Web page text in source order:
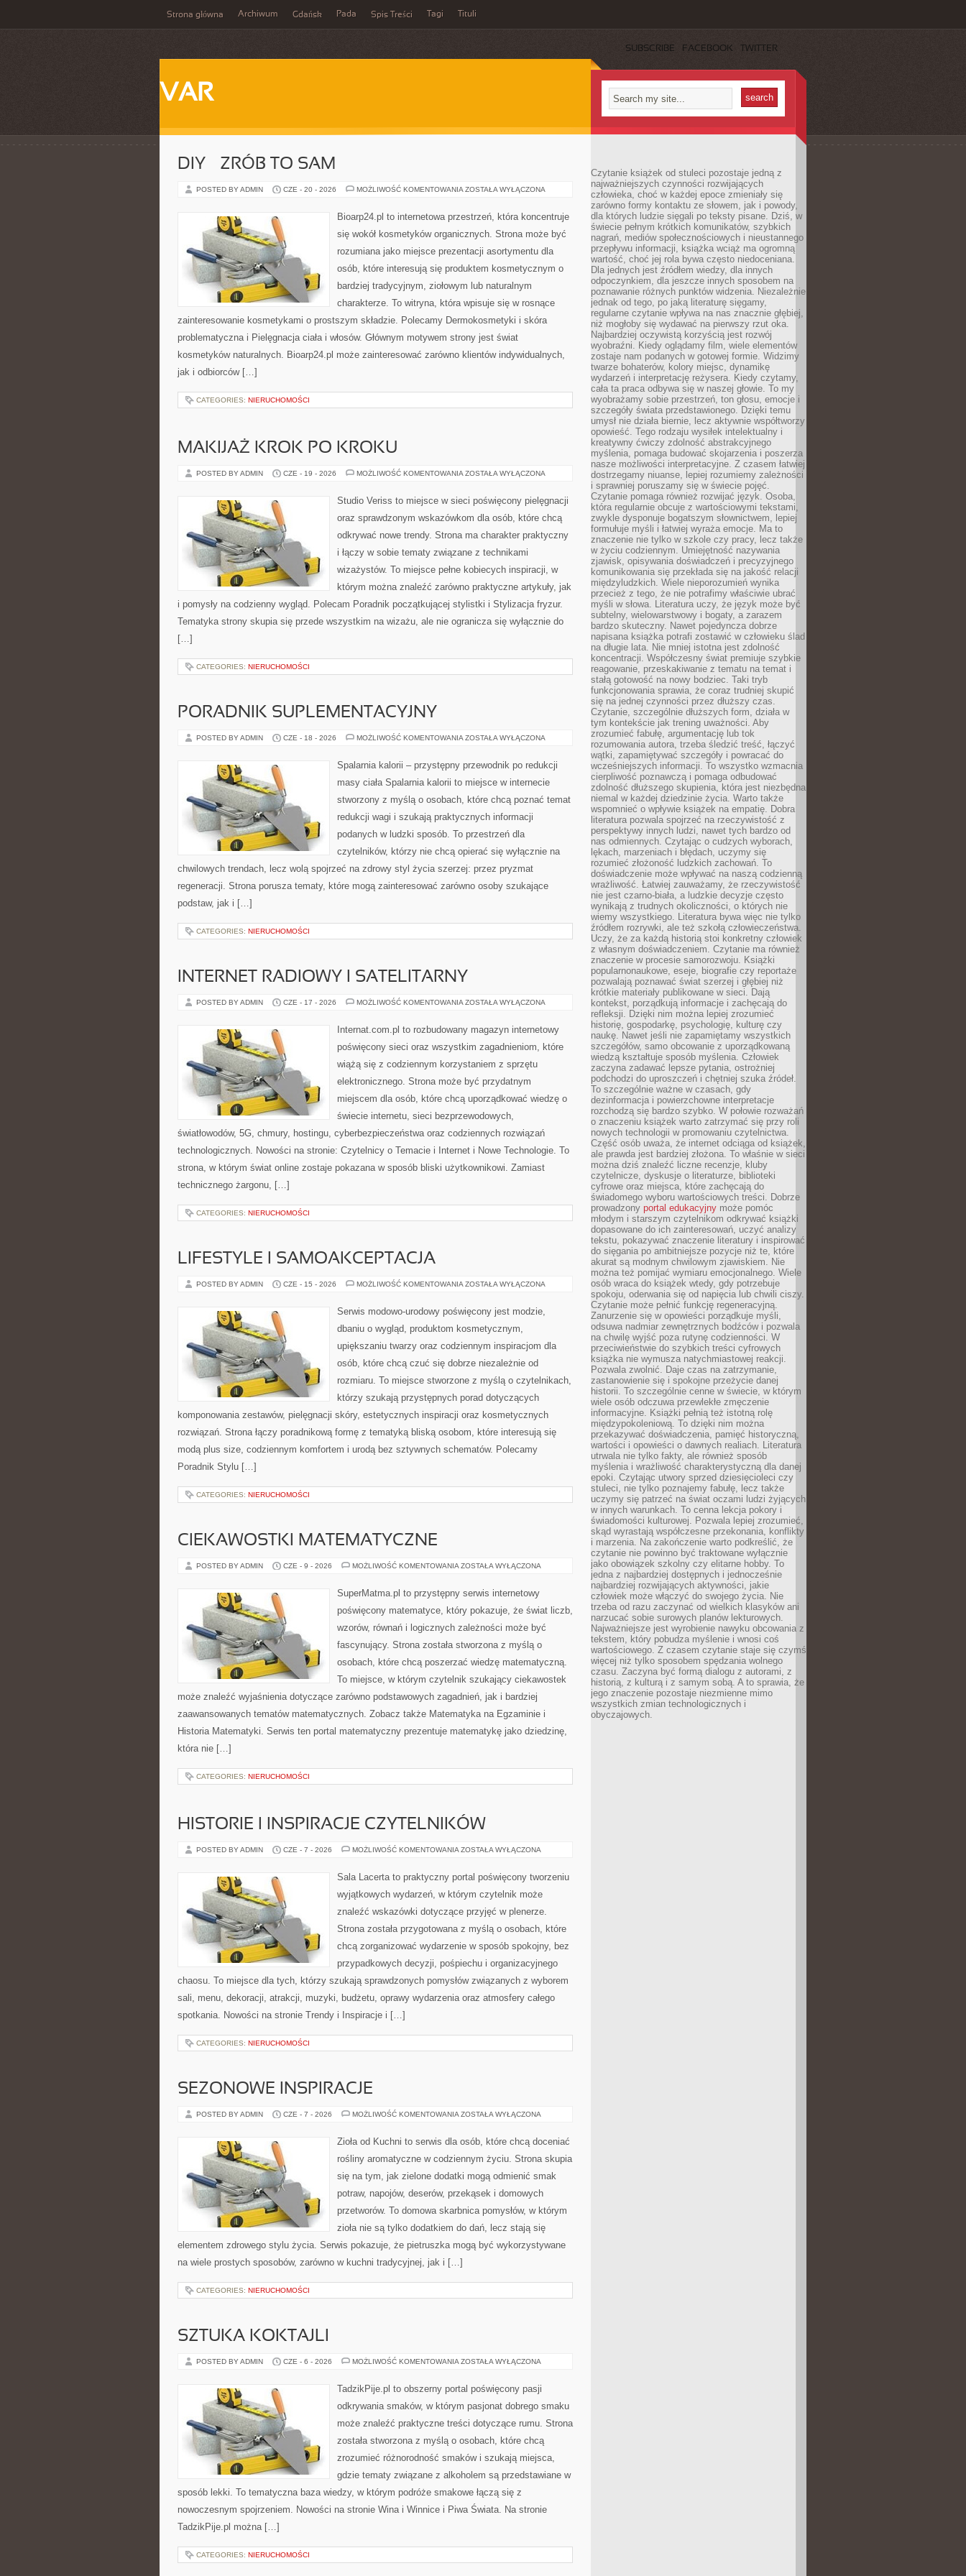
Strona główna Archiwum Gdańsk Pada Spis Treści Tagi Tituli
SUBSCRIBE FACEBOOK TWITTER
VAR
DIY – ZRÓB TO SAM
POSTED BY ADMIN CZE - 20 - 2026 MOŻLIWOŚĆ KOMENTOWANIA DIY
TO
SAM
ZOSTAŁA WYŁĄCZONA
Bioarp24.pl to internetowa przestrzeń, która koncentruje
się wokół kosmetyków organicznych. Strona może być
rozumiana jako miejsce prezentacji asortymentu dla
osób, które interesują się produktem kosmetycznym o
bardziej tradycyjnym, ziołowym lub naturalnym
charakterze. To witryna, która wpisuje się w rosnące
zainteresowanie kosmetykami o prostszym składzie. Polecamy Dermokosmetyki i skóra
problematyczna i Pielęgnacja ciała i włosów. Głównym motywem strony jest świat
kosmetyków naturalnych. Bioarp24.pl może zainteresować zarówno klientów indywidualnych,
jak i odbiorców […]
CATEGORIES: NIERUCHOMOŚCI
MAKIJAŻ KROK PO KROKU
POSTED BY ADMIN CZE - 19 - 2026 MOŻLIWOŚĆ KOMENTOWANIA MAKIJAŻ
KROKU
ZOSTAŁA WYŁĄCZONA
Studio Veriss to miejsce w sieci poświęcony pielęgnacji
oraz sprawdzonym wskazówkom dla osób, które chcą
odkrywać nowe trendy. Strona ma charakter praktyczny
i łączy w sobie tematy związane z technikami
wizażystów. To miejsce pełne kobiecych inspiracji, w
którym można znaleźć zarówno praktyczne artykuły, jak
i pomysły na codzienny wygląd. Polecam Poradnik początkującej stylistki i Stylizacja fryzur.
Tematyka strony skupia się przede wszystkim na wizażu, ale nie ogranicza się wyłącznie do
[…]
CATEGORIES: NIERUCHOMOŚCI
PORADNIK SUPLEMENTACYJNY
POSTED BY ADMIN CZE - 18 - 2026 MOŻLIWOŚĆ KOMENTOWANIA PORADNIK
ZOSTAŁA WYŁĄCZONA
Spalarnia kalorii – przystępny przewodnik po redukcji
masy ciała Spalarnia kalorii to miejsce w internecie
stworzony z myślą o osobach, które chcą poznać temat
redukcji wagi i szukają praktycznych informacji
podanych w ludzki sposób. To przestrzeń dla
czytelników, którzy nie chcą opierać się wyłącznie na
chwilowych trendach, lecz wolą spojrzeć na zdrowy styl życia szerzej: przez pryzmat
regeneracji. Strona porusza tematy, które mogą zainteresować zarówno osoby szukające
podstaw, jak i […]
CATEGORIES: NIERUCHOMOŚCI
INTERNET RADIOWY I SATELITARNY
POSTED BY ADMIN CZE - 17 - 2026 MOŻLIWOŚĆ KOMENTOWANIA INTERNET
SATELITARNY
ZOSTAŁA WYŁĄCZONA
Internat.com.pl to rozbudowany magazyn internetowy
poświęcony sieci oraz wszystkim zagadnieniom, które
wiążą się z codziennym korzystaniem z sprzętu
elektronicznego. Strona może być przydatnym
miejscem dla osób, które chcą uporządkować wiedzę o
świecie internetu, sieci bezprzewodowych,
światłowodów, 5G, chmury, hostingu, cyberbezpieczeństwa oraz codziennych rozwiązań
technologicznych. Nowości na stronie: Czytelnicy o Temacie i Internet i Nowe Technologie. To
strona, w którym świat online zostaje pokazana w sposób bliski użytkownikowi. Zamiast
technicznego żargonu, […]
CATEGORIES: NIERUCHOMOŚCI
LIFESTYLE I SAMOAKCEPTACJA
POSTED BY ADMIN CZE - 15 - 2026 MOŻLIWOŚĆ KOMENTOWANIA LIFESTYLE
ZOSTAŁA WYŁĄCZONA
Serwis modowo-urodowy poświęcony jest modzie,
dbaniu o wygląd, produktom kosmetycznym,
upiększaniu twarzy oraz codziennym inspiracjom dla
osób, które chcą czuć się dobrze niezależnie od
rozmiaru. To miejsce stworzone z myślą o czytelnikach,
którzy szukają przystępnych porad dotyczących
komponowania zestawów, pielęgnacji skóry, estetycznych inspiracji oraz kosmetycznych
rozwiązań. Strona łączy poradnikową formę z tematyką bliską osobom, które interesują się
modą plus size, codziennym komfortem i urodą bez sztywnych schematów. Polecamy
Poradnik Stylu […]
CATEGORIES: NIERUCHOMOŚCI
CIEKAWOSTKI MATEMATYCZNE
POSTED BY ADMIN CZE - 9 - 2026 MOŻLIWOŚĆ KOMENTOWANIA CIEKAWOSTKI
ZOSTAŁA WYŁĄCZONA
SuperMatma.pl to przystępny serwis internetowy
poświęcony matematyce, który pokazuje, że świat liczb,
wzorów, równań i logicznych zależności może być
fascynujący. Strona została stworzona z myślą o
osobach, które chcą poszerzać wiedzę matematyczną.
To miejsce, w którym czytelnik szukający ciekawostek
może znaleźć wyjaśnienia dotyczące zarówno podstawowych zagadnień, jak i bardziej
zaawansowanych tematów matematycznych. Zobacz także Matematyka na Egzaminie i
Historia Matematyki. Serwis ten portal matematyczny prezentuje matematykę jako dziedzinę,
która nie […]
CATEGORIES: NIERUCHOMOŚCI
HISTORIE I INSPIRACJE CZYTELNIKÓW
POSTED BY ADMIN CZE - 7 - 2026 MOŻLIWOŚĆ KOMENTOWANIA HISTORIE
CZYTELNIKÓW
ZOSTAŁA WYŁĄCZONA
Sala Lacerta to praktyczny portal poświęcony tworzeniu
wyjątkowych wydarzeń, w którym czytelnik może
znaleźć wskazówki dotyczące przyjęć w plenerze.
Strona została przygotowana z myślą o osobach, które
chcą zorganizować wydarzenie w sposób spokojny, bez
przypadkowych decyzji, pośpiechu i organizacyjnego
chaosu. To miejsce dla tych, którzy szukają sprawdzonych pomysłów związanych z wyborem
sali, menu, dekoracji, atrakcji, muzyki, budżetu, oprawy wydarzenia oraz atmosfery całego
spotkania. Nowości na stronie Trendy i Inspiracje i […]
CATEGORIES: NIERUCHOMOŚCI
SEZONOWE INSPIRACJE
POSTED BY ADMIN CZE - 7 - 2026 MOŻLIWOŚĆ KOMENTOWANIA SEZONOWE
ZOSTAŁA WYŁĄCZONA
Zioła od Kuchni to serwis dla osób, które chcą doceniać
rośliny aromatyczne w codziennym życiu. Strona skupia
się na tym, jak zielone dodatki mogą odmienić smak
potraw, napojów, deserów, przekąsek i domowych
przetworów. To domowa skarbnica pomysłów, w którym
zioła nie są tylko dodatkiem do dań, lecz stają się
elementem zdrowego stylu życia. Serwis pokazuje, że pietruszka mogą być wykorzystywane
na wiele prostych sposobów, zarówno w kuchni tradycyjnej, jak i […]
CATEGORIES: NIERUCHOMOŚCI
SZTUKA KOKTAJLI
POSTED BY ADMIN CZE - 6 - 2026 MOŻLIWOŚĆ KOMENTOWANIA SZTUKA
ZOSTAŁA WYŁĄCZONA
TadzikPije.pl to obszerny portal poświęcony pasji
odkrywania smaków, w którym pasjonat dobrego smaku
może znaleźć praktyczne treści dotyczące rumu. Strona
została stworzona z myślą o osobach, które chcą
zrozumieć różnorodność smaków i szukają miejsca,
gdzie tematy związane z alkoholem są przedstawiane w
sposób lekki. To tematyczna baza wiedzy, w którym podróże smakowe łączą się z
nowoczesnym spojrzeniem. Nowości na stronie Wina i Winnice i Piwa Świata. Na stronie
TadzikPije.pl można […]
CATEGORIES: NIERUCHOMOŚCI
Czytanie książek od stuleci pozostaje jedną z
najważniejszych czynności rozwijających
człowieka, choć w każdej epoce zmieniały się
zarówno formy kontaktu ze słowem, jak i powody,
dla których ludzie sięgali po teksty pisane. Dziś, w
świecie pełnym krótkich komunikatów, szybkich
nagrań, mediów społecznościowych i nieustannego
przepływu informacji, książka wciąż ma ogromną
wartość, choć jej rola bywa często niedoceniana.
Dla jednych jest źródłem wiedzy, dla innych
odpoczynkiem, dla jeszcze innych sposobem na
poznawanie różnych punktów widzenia. Niezależnie
jednak od tego, po jaką literaturę sięgamy,
regularne czytanie wpływa na nas znacznie głębiej,
niż mogłoby się wydawać na pierwszy rzut oka.
Najbardziej oczywistą korzyścią jest rozwój
wyobraźni. Kiedy oglądamy film, wiele elementów
zostaje nam podanych w gotowej formie. Widzimy
twarze bohaterów, kolory miejsc, dynamikę
wydarzeń i interpretację reżysera. Kiedy czytamy,
cała ta praca odbywa się w naszej głowie. To my
wyobrażamy sobie przestrzeń, ton głosu, emocje i
szczegóły świata przedstawionego. Dzięki temu
umysł nie działa biernie, lecz aktywnie współtworzy
opowieść. Tego rodzaju wysiłek intelektualny i
kreatywny ćwiczy zdolność abstrakcyjnego
myślenia, pomaga budować skojarzenia i poszerza
nasze możliwości interpretacyjne. Z czasem łatwiej
dostrzegamy niuanse, lepiej rozumiemy zależności
i sprawniej poruszamy się w świecie pojęć.
Czytanie pomaga również rozwijać język. Osoba,
która regularnie obcuje z wartościowymi tekstami,
zwykle dysponuje bogatszym słownictwem, lepiej
formułuje myśli i łatwiej wyraża emocje. Ma to
znaczenie nie tylko w szkole czy pracy, lecz także
w życiu codziennym. Umiejętność nazywania
zjawisk, opisywania doświadczeń i precyzyjnego
komunikowania się przekłada się na jakość relacji
międzyludzkich. Wiele nieporozumień wynika
przecież z tego, że nie potrafimy właściwie ubrać
myśli w słowa. Literatura uczy, że język może być
subtelny, wielowarstwowy i bogaty, a zarazem
bardzo skuteczny. Nawet pojedyncza dobrze
napisana książka potrafi zostawić w człowieku ślad
na długie lata. Nie mniej istotna jest zdolność
koncentracji. Współczesny świat premiuje szybkie
reagowanie, przeskakiwanie z tematu na temat i
stałą gotowość na nowy bodziec. Taki tryb
funkcjonowania sprawia, że coraz trudniej skupić
się na jednej czynności przez dłuższy czas.
Czytanie, szczególnie dłuższych form, działa w
tym kontekście jak trening uważności. Aby
zrozumieć fabułę, argumentację lub tok
rozumowania autora, trzeba śledzić treść, łączyć
wątki, zapamiętywać szczegóły i powracać do
wcześniejszych informacji. To wszystko wzmacnia
cierpliwość poznawczą i pomaga odbudować
zdolność dłuższego skupienia, która jest niezbędna
niemal w każdej dziedzinie życia. Warto także
wspomnieć o wpływie książek na empatię. Dobra
literatura pozwala spojrzeć na rzeczywistość z
perspektywy innych ludzi, nawet tych bardzo od
nas odmiennych. Czytając o cudzych wyborach,
lękach, marzeniach i błędach, uczymy się
rozumieć złożoność ludzkich zachowań. To
doświadczenie może wpływać na naszą codzienną
wrażliwość. Łatwiej zauważamy, że rzeczywistość
nie jest czarno-biała, a ludzkie decyzje często
wynikają z trudnych okoliczności, o których nie
wiemy wszystkiego. Literatura bywa więc nie tylko
źródłem rozrywki, ale też szkołą człowieczeństwa.
Uczy, że za każdą historią stoi konkretny człowiek
z własnym doświadczeniem. Czytanie ma również
znaczenie w procesie samorozwoju. Książki
popularnonaukowe, eseje, biografie czy reportaże
pozwalają poznawać świat szerzej i głębiej niż
krótkie materiały publikowane w sieci. Dają
kontekst, porządkują informacje i zachęcają do
refleksji. Dzięki nim można lepiej zrozumieć
historię, gospodarkę, psychologię, kulturę czy
naukę. Nawet jeśli nie zapamiętamy wszystkich
szczegółów, samo obcowanie z uporządkowaną
wiedzą kształtuje sposób myślenia. Człowiek
zaczyna zadawać lepsze pytania, ostrożniej
podchodzi do uproszczeń i chętniej szuka źródeł.
To szczególnie ważne w czasach, gdy
dezinformacja i powierzchowne interpretacje
rozchodzą się bardzo szybko. W połowie rozważań
o znaczeniu książek warto zatrzymać się przy roli
nowych technologii w promowaniu czytelnictwa.
Część osób uważa, że internet odciąga od książek,
ale prawda jest bardziej złożona. To właśnie w sieci
można dziś znaleźć liczne recenzje, kluby
czytelnicze, dyskusje o literaturze, biblioteki
cyfrowe oraz miejsca, które zachęcają do
świadomego wyboru wartościowych treści. Dobrze
prowadzony portal edukacyjny może pomóc
młodym i starszym czytelnikom odkrywać książki
dopasowane do ich zainteresowań, uczyć analizy
tekstu, pokazywać znaczenie literatury i inspirować
do sięgania po ambitniejsze pozycje niż te, które
akurat są modnym chwilowym zjawiskiem. Nie
można też pomijać wymiaru emocjonalnego. Wiele
osób wraca do książek wtedy, gdy potrzebuje
spokoju, oderwania się od napięcia lub chwili ciszy.
Czytanie może pełnić funkcję regeneracyjną.
Zanurzenie się w opowieści porządkuje myśli,
odsuwa nadmiar zewnętrznych bodźców i pozwala
na chwilę wyjść poza rutynę codzienności. W
przeciwieństwie do szybkich treści cyfrowych
książka nie wymusza natychmiastowej reakcji.
Pozwala zwolnić. Daje czas na zatrzymanie,
zastanowienie się i spokojne przeżycie danej
historii. To szczególnie cenne w świecie, w którym
wiele osób odczuwa przewlekłe zmęczenie
informacyjne. Książki pełnią też istotną rolę
międzypokoleniową. To dzięki nim można
przekazywać doświadczenia, pamięć historyczną,
wartości i opowieści o dawnych realiach. Literatura
utrwala nie tylko fakty, ale również sposób
myślenia i wrażliwość charakterystyczną dla danej
epoki. Czytając utwory sprzed dziesięcioleci czy
stuleci, nie tylko poznajemy fabułę, lecz także
uczymy się patrzeć na świat oczami ludzi żyjących
w innych warunkach. To cenna lekcja pokory i
świadomości kulturowej. Pozwala lepiej zrozumieć,
skąd wyrastają współczesne przekonania, konflikty
i marzenia. Na zakończenie warto podkreślić, że
czytanie nie powinno być traktowane wyłącznie
jako obowiązek szkolny czy elitarne hobby. To
jedna z najbardziej dostępnych i jednocześnie
najbardziej rozwijających aktywności, jakie
człowiek może włączyć do swojego życia. Nie
trzeba od razu zaczynać od wielkich klasyków ani
narzucać sobie surowych planów lekturowych.
Najważniejsze jest wyrobienie nawyku obcowania z
tekstem, który pobudza myślenie i wnosi coś
wartościowego. Z czasem czytanie staje się czymś
więcej niż tylko sposobem spędzania wolnego
czasu. Zaczyna być formą dialogu z autorami, z
historią, z kulturą i z samym sobą. A to sprawia, że
jego znaczenie pozostaje niezmienne mimo
wszystkich zmian technologicznych i
obyczajowych.